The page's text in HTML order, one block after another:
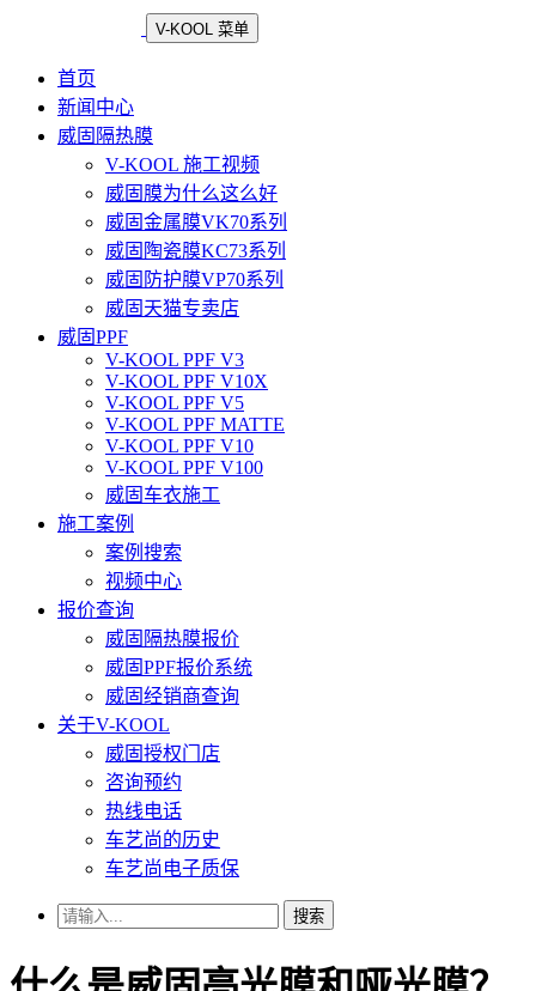
V-KOOL 菜单
首页
新闻中心
威固隔热膜
V-KOOL 施工视频
威固膜为什么这么好
威固金属膜VK70系列
威固陶瓷膜KC73系列
威固防护膜VP70系列
威固天猫专卖店
威固PPF
V-KOOL PPF V3
V-KOOL PPF V10X
V-KOOL PPF V5
V-KOOL PPF MATTE
V-KOOL PPF V10
V-KOOL PPF V100
威固车衣施工
施工案例
案例搜索
视频中心
报价查询
威固隔热膜报价
威固PPF报价系统
威固经销商查询
关于V-KOOL
威固授权门店
咨询预约
热线电话
车艺尚的历史
车艺尚电子质保
搜索